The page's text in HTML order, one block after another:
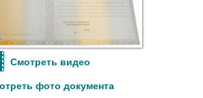
Смотреть видео
фото документа